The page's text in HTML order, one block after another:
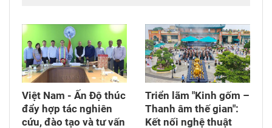
cho đồng bào nghèo tại xã biên giới Hùng Sơn
(thành phố Đà Nẵng).
Việt Nam - Ấn Độ thúc
đẩy hợp tác nghiên
cứu, đào tạo và tư vấn
Triển lãm "Kinh gốm –
Thanh âm thế gian":
Kết nối nghệ thuật